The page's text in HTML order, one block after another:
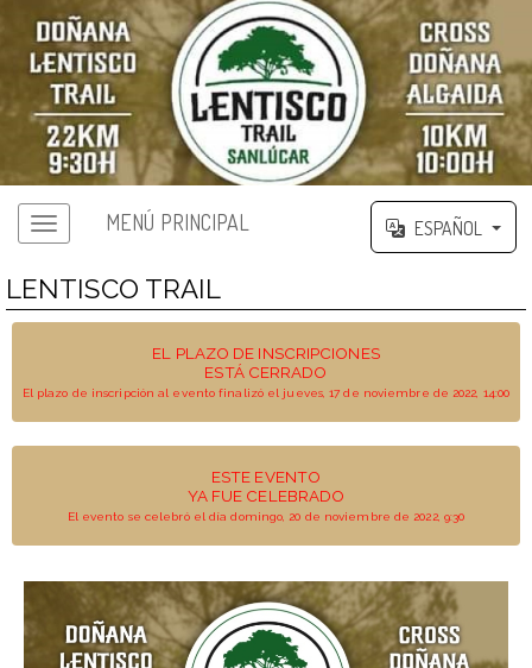
MENÚ PRINCIPAL ESPAÑOL
LENTISCO TRAIL
EL PLAZO DE INSCRIPCIONES
ESTÁ CERRADO
El plazo de inscripción al evento finalizó el jueves, 17 de noviembre de 2022, 14:00
ESTE EVENTO
YA FUE CELEBRADO
El evento se celebró el día domingo, 20 de noviembre de 2022, 9:30